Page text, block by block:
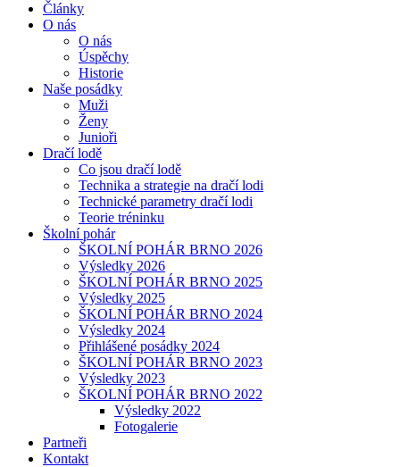
Články
O nás
O nás
Úspěchy
Historie
Naše posádky
Muži
Ženy
Junioři
Dračí lodě
Co jsou dračí lodě
Technika a strategie na dračí lodi
Technické parametry dračí lodi
Teorie tréninku
Školní pohár
ŠKOLNÍ POHÁR BRNO 2026
Výsledky 2026
ŠKOLNÍ POHÁR BRNO 2025
Výsledky 2025
ŠKOLNÍ POHÁR BRNO 2024
Výsledky 2024
Přihlášené posádky 2024
ŠKOLNÍ POHÁR BRNO 2023
Výsledky 2023
ŠKOLNÍ POHÁR BRNO 2022
Výsledky 2022
Fotogalerie
Partneři
Kontakt